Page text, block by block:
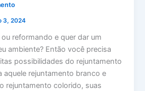
3, 2024
reformando e quer dar um
ambiente? Então você precisa
possibilidades do rejuntamento
aquele rejuntamento branco e
rejuntamento colorido, suas